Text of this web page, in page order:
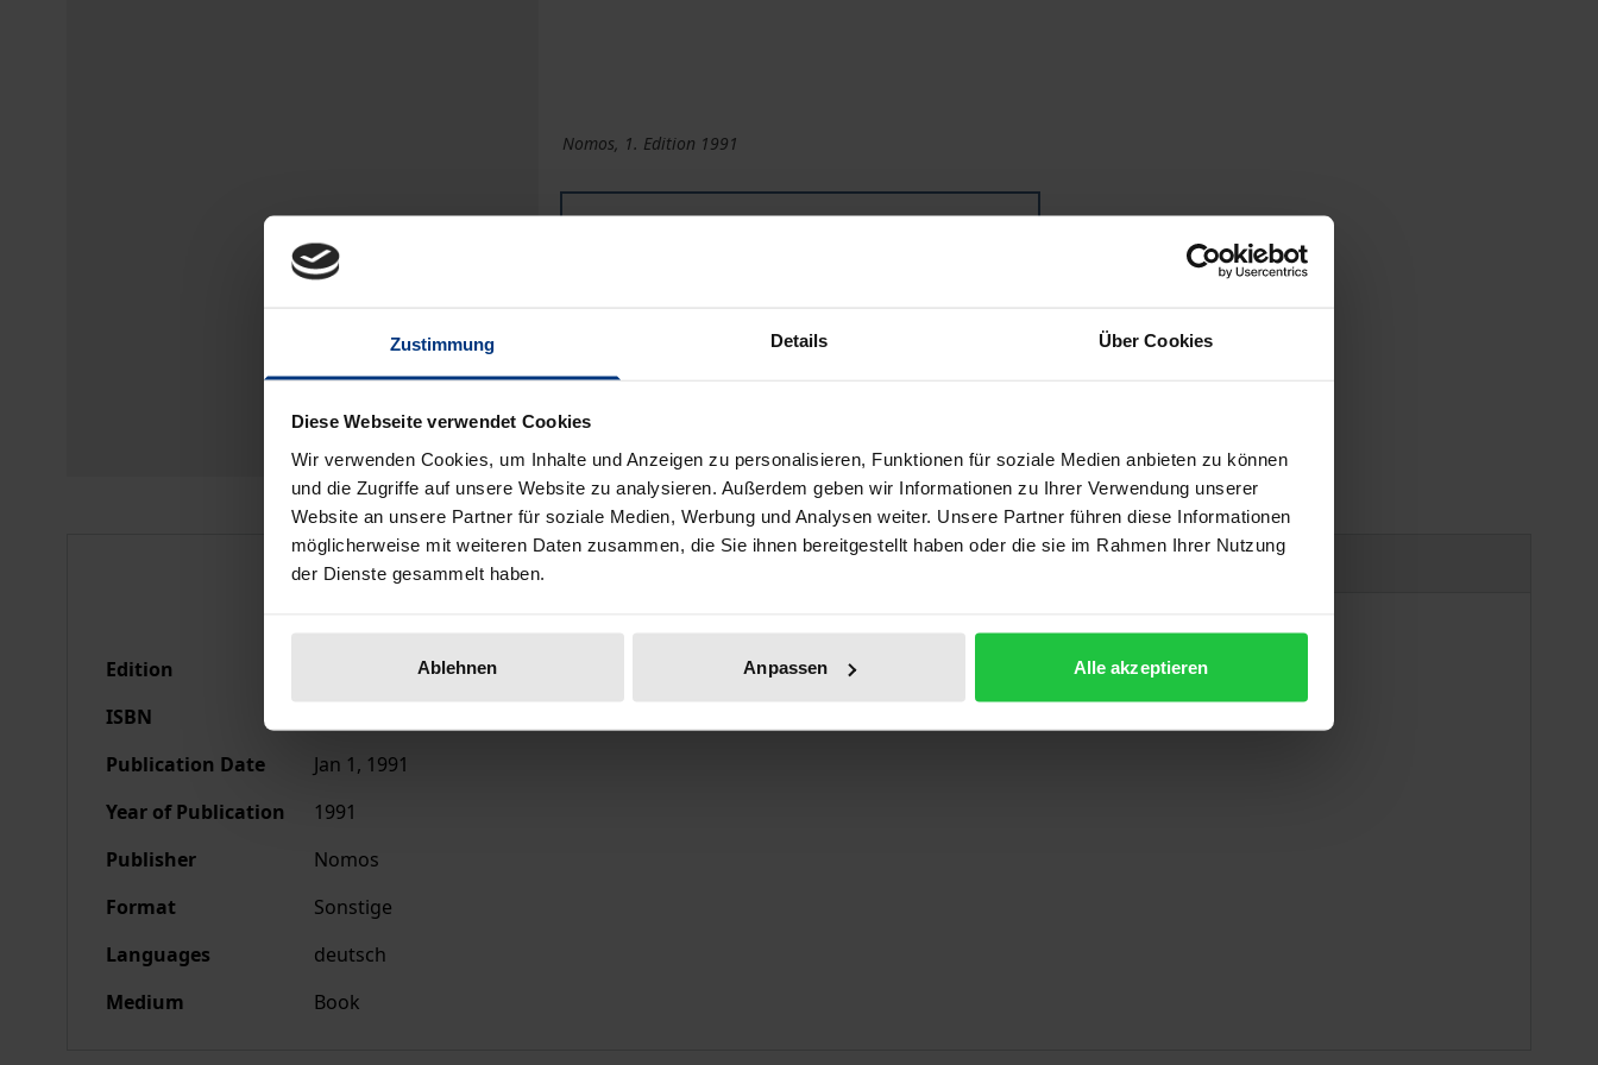
Zustimmung Details Über Cookies
Diese Webseite verwendet Cookies
Wir verwenden Cookies, um Inhalte und Anzeigen zu personalisieren, Funktionen für soziale Medien anbieten zu können
und die Zugriffe auf unsere Website zu analysieren. Außerdem geben wir Informationen zu Ihrer Verwendung unserer
Website an unsere Partner für soziale Medien, Werbung und Analysen weiter. Unsere Partner führen diese Informationen
möglicherweise mit weiteren Daten zusammen, die Sie ihnen bereitgestellt haben oder die sie im Rahmen Ihrer Nutzung
der Dienste gesammelt haben.
Ablehnen Anpassen Alle akzeptieren
Nomos, 1. Edition 1991
Bibliographical data
Edition
ISBN
Publication Date
Jan 1, 1991
Year of Publication
1991
Publisher
Nomos
Format
Sonstige
Languages
deutsch
Medium
Book